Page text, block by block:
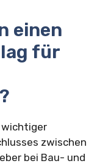
einen
für
wichtiger
zwischen
bei Bau- und